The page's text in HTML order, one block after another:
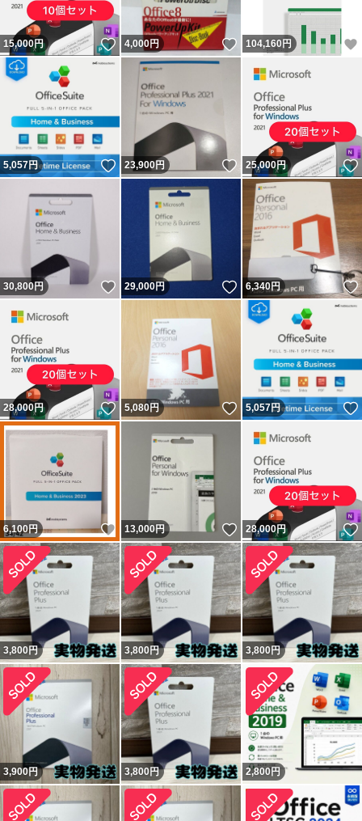
15,000円 いいね！
4,000円 いいね！
104,160 円
5,057円 いいね！
23,900円 いいね！
25,000円
30,800円 いいね！
29,000円 いいね！
6,340円
28,000円 いいね！
5,080円 いいね！
5,057円
6,100円 いいね！
13,000円 いいね！
28,000円
3,800円 3,800円 3,800円
3,900円 3,800円 2,800円